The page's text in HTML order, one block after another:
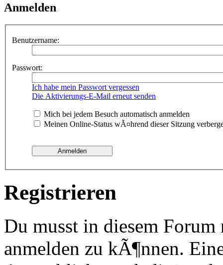
Anmelden
Benutzername:
Passwort:
Ich habe mein Passwort vergessen
Die Aktivierungs-E-Mail erneut senden
Mich bei jedem Besuch automatisch anmelden
Meinen Online-Status wÃ¤hrend dieser Sitzung
Registrieren
Du musst in diesem
anmelden zu kÃ¶nnen.